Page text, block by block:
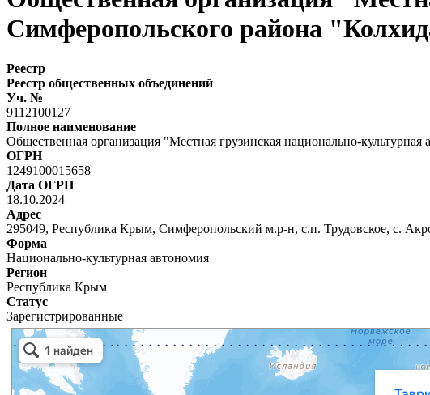
Симферопольского района
Реестр
Реестр общественных объединений
Уч. №
9112100127
Полное наименование
Общественная организация "Местная грузинская национально-
ОГРН
1249100015658
Дата ОГРН
18.10.2024
Адрес
295049, Республика Крым, Симферопольский м.р-н, с.п. Трудовское, с.
Форма
Национально-культурная автономия
Регион
Республика Крым
Статус
Зарегистрированные